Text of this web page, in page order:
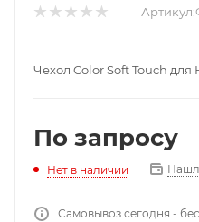
Артикул:
Чехол Color Soft Touch
По запросу
Нет в наличии
Самовывоз сегодня -